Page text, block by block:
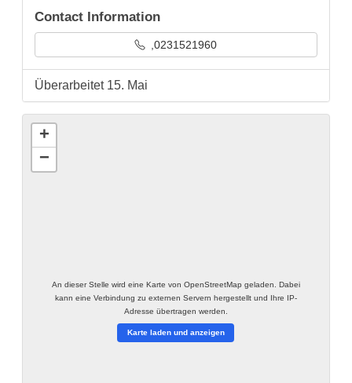
Contact Information
,0231521960
Überarbeitet 15. Mai
An dieser Stelle wird eine Karte von OpenStreetMap geladen. Dabei
kann eine Verbindung zu externen Servern hergestellt und Ihre IP-
Adresse übertragen werden.
Karte laden und anzeigen
+
−